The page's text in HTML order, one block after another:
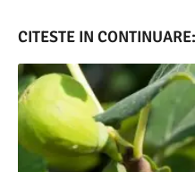
CITESTE IN CONTINUARE: